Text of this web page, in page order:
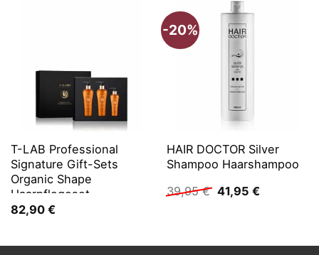
T-LAB Professional
Signature Gift-Sets
Organic Shape
Haarpflegeset
82,90 €
-20%
HAIR DOCTOR Silver
Shampoo Haarshampoo
39,95€ Ursprünglicher
Preis
41,95 €Aktueller